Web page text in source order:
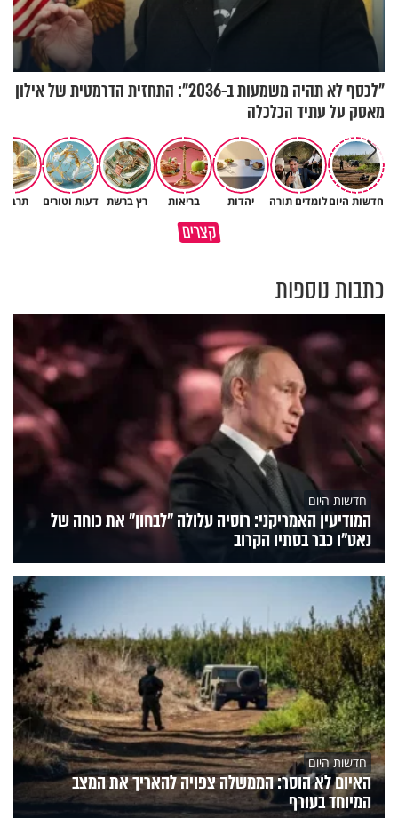
"לכסף לא תהיה משמעות ב-2036": התחזית הדרמטית של אילון
מאסק על עתיד הכלכלה
חדשות היוםלומדים תורה יהדות בריאות רץ ברשת דעות וטורים
קצריםמדוע האמונה נמשלה למלח?
גם ׳הרע׳ זה הרחמים של בורא
כתבות נוספות
חדשות היום
המודיעין האמריקני: רוסיה עלולה "לבחון" את כוחה של
נאט"ו כבר בסתיו הקרוב
חדשות היום
האיום לא הוסר: הממשלה צפויה להאריך את המצב
המיוחד בעורף